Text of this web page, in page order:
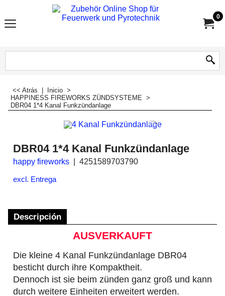
0
<< Atrás Inicio >
HAPPINESS FIREWORKS ZÜNDSYSTEME >
DBR04 1*4 Kanal Funkzündanlage
DBR04 1*4 Kanal Funkzündanlage
happy fireworks 4251589703790
excl. Entrega
Descripción
AUSVERKAUFT
Die kleine 4 Kanal Funkzündanlage DBR04
besticht durch ihre Kompaktheit.
Dennoch ist sie beim zünden ganz groß und kann
durch weitere Einheiten erweitert werden.